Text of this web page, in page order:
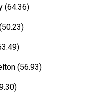
(64.36)
(56.93)